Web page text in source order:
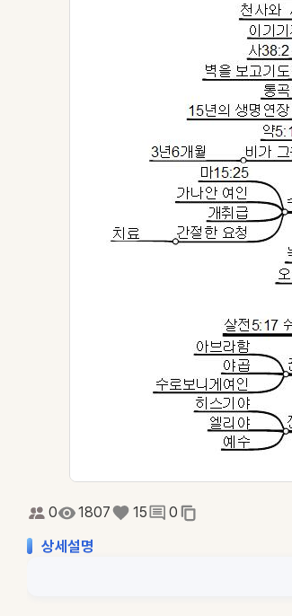
0 1807 15 0
상세설명